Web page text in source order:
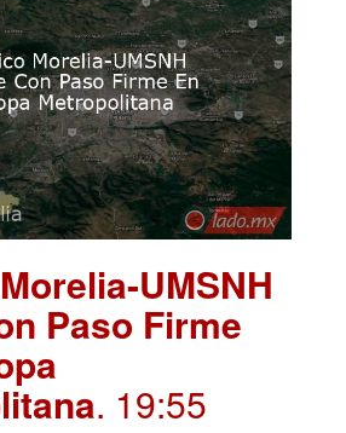
UMSNH
Paso Firme
. 19:55